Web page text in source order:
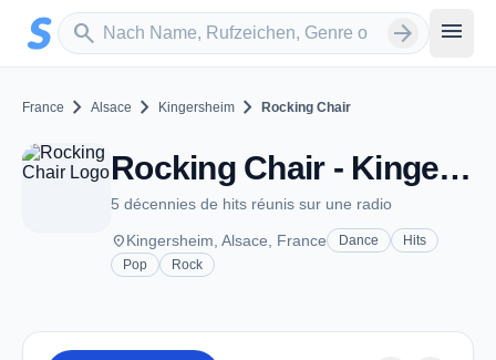
Zum Hauptinhalt springen
search
Sender suchen arrow_forward menu
France chevron_right Alsace chevron_right Kingersheim chevron_right Rocking Chair
Rocking Chair - Kingersheim
5 décennies de hits réunis sur une radio
placeKingersheim, Alsace, France Dance
Hits
Pop
Rock